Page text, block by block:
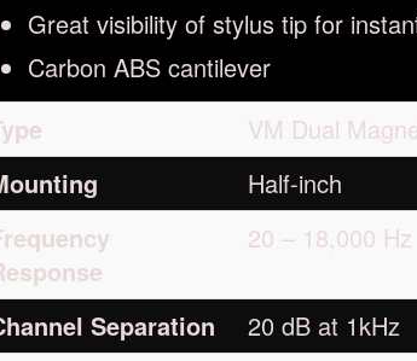
Great visibility of stylus tip for
Carbon ABS cantilever
VM Dual
Half-inch
20 – 18,000 Hz
Separation
20 dB at 1kHz